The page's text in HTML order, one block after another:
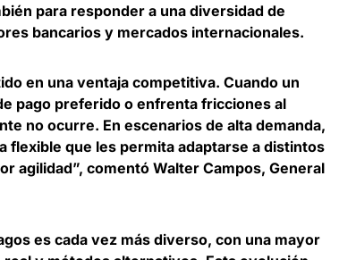
para responder a una diversidad de
bancarios y mercados internacionales.
en una ventaja competitiva. Cuando un
pago preferido o enfrenta fricciones al
no ocurre. En escenarios de alta demanda,
flexible que les permita adaptarse a distintos
agilidad”, comentó Walter Campos, General
es cada vez más diverso, con una mayor